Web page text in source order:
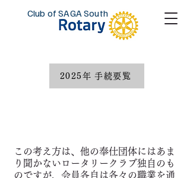
Club of SAGA South
2025年 手続要覧
この考え方は、他の奉仕団体にはあま
り聞かないロータリークラブ独自のも
のですが、会員各自は各々の職業を通